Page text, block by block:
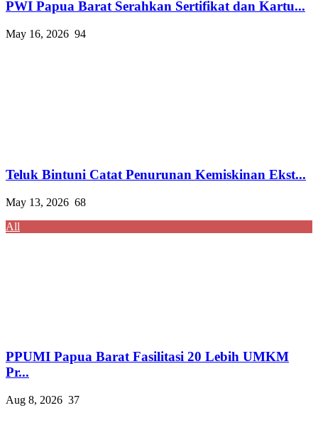
PWI Papua Barat Serahkan Sertifikat dan Kartu...
May 16, 2026 94
Teluk Bintuni Catat Penurunan Kemiskinan Ekst...
May 13, 2026 68
All
PPUMI Papua Barat Fasilitasi 20 Lebih UMKM
Pr...
Aug 8, 2026 37